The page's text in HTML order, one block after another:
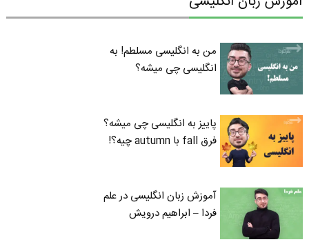
من به انگلیسی مسلطم! به
انگلیسی چی میشه؟
پاییز به انگلیسی چی میشه؟
فرق fall با autumn چیه؟!
آموزش زبان انگلیسی در علم
فردا – ابراهیم درویش